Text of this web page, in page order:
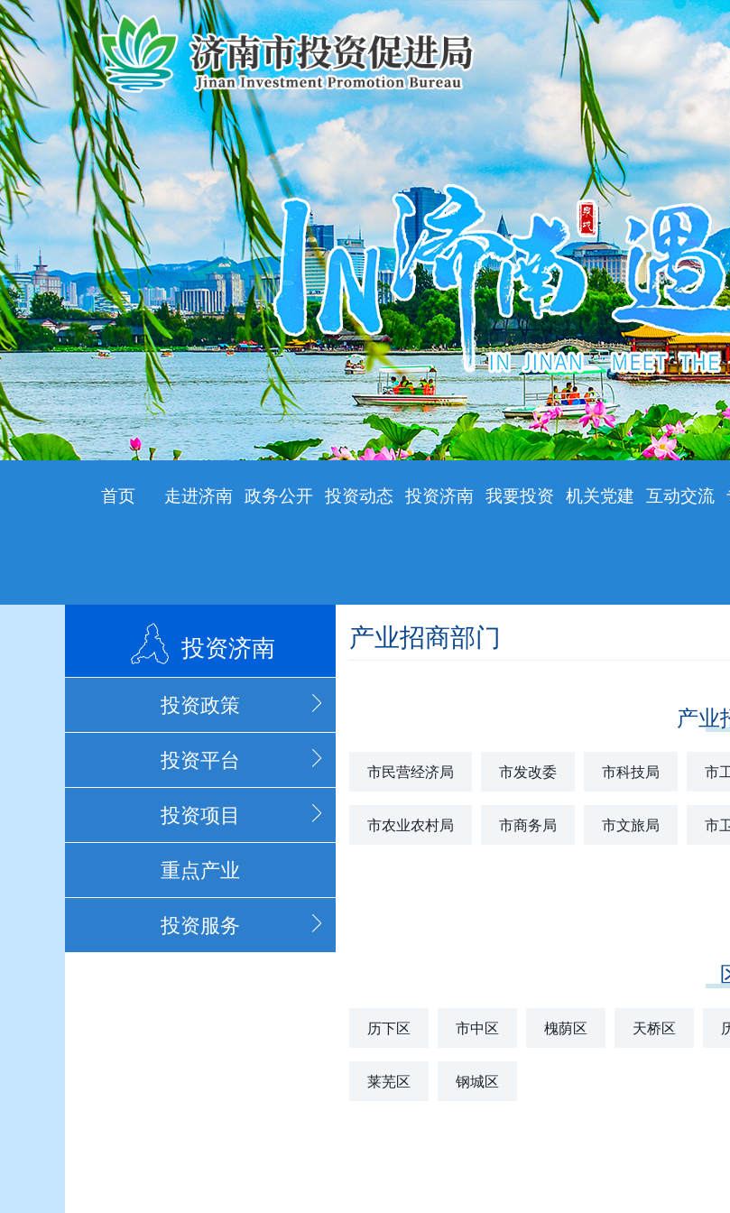
首页 走进济南 政务公开 投资动态 投资济南 我要投资 机关党建 互动交流
投资济南
投资政策
投资平台
投资项目
重点产业
投资服务
产业招商部门
产业
市民营经济局 市发改委 市科技局 市
市农业农村局 市商务局 市文旅局 市
历下区 市中区 槐荫区 天桥区
莱芜区 钢城区